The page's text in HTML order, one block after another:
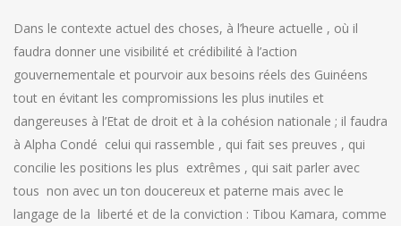
Dans le contexte actuel des choses, à l’heure actuelle , où il
faudra donner une visibilité et crédibilité à l’action
gouvernementale et pourvoir aux besoins réels des Guinéens
tout en évitant les compromissions les plus inutiles et
dangereuses à l’Etat de droit et à la cohésion nationale ; il faudra
à Alpha Condé celui qui rassemble , qui fait ses preuves , qui
concilie les positions les plus extrêmes , qui sait parler avec
tous non avec un ton doucereux et paterne mais avec le
langage de la liberté et de la conviction : Tibou Kamara, comme